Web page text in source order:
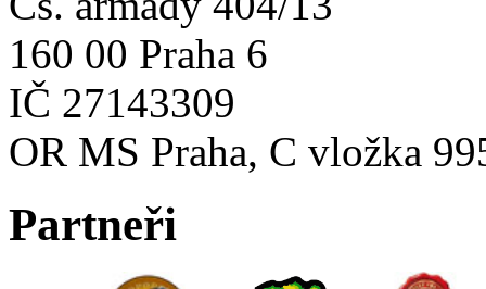
160 00 Praha 6
IČ 27143309
OR MS Praha, C vložka
Partneři